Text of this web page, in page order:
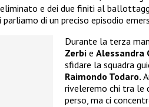
e dei due finiti al
parliamo di un preciso episodio
Durante la terza
Zerbi e Alessandra
sfidare la squadra
Raimondo Todaro.
riveleremo chi tra le
perso, ma ci